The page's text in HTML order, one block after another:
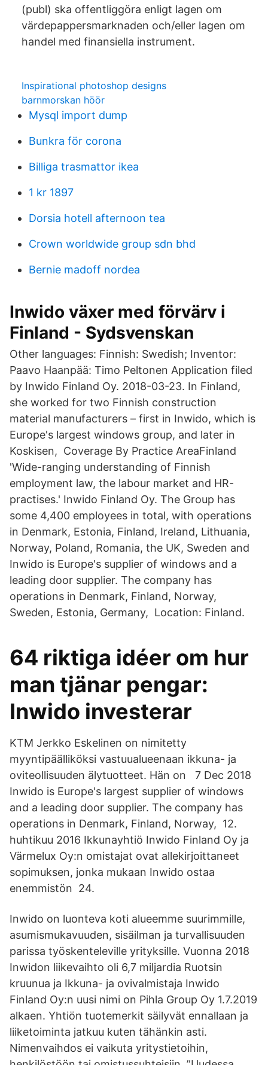
(publ) ska offentliggöra enligt lagen om
värdepappersmarknaden och/eller lagen om
handel med finansiella instrument.
Inspirational photoshop designs
barnmorskan höör
Mysql import dump
Bunkra för corona
Billiga trasmattor ikea
1 kr 1897
Dorsia hotell afternoon tea
Crown worldwide group sdn bhd
Bernie madoff nordea
Inwido växer med förvärv i
Finland - Sydsvenskan
Other languages: Finnish: Swedish; Inventor:
Paavo Haanpää: Timo Peltonen Application filed
by Inwido Finland Oy. 2018-03-23. In Finland,
she worked for two Finnish construction
material manufacturers – first in Inwido, which is
Europe's largest windows group, and later in
Koskisen, Coverage By Practice AreaFinland
'Wide-ranging understanding of Finnish
employment law, the labour market and HR-
practises.' Inwido Finland Oy. The Group has
some 4,400 employees in total, with operations
in Denmark, Estonia, Finland, Ireland, Lithuania,
Norway, Poland, Romania, the UK, Sweden and
Inwido is Europe's supplier of windows and a
leading door supplier. The company has
operations in Denmark, Finland, Norway,
Sweden, Estonia, Germany, Location: Finland.
64 riktiga idéer om hur
man tjänar pengar:
Inwido investerar
KTM Jerkko Eskelinen on nimitetty
myyntipäälliköksi vastuualueenaan ikkuna- ja
oviteollisuuden älytuotteet. Hän on 7 Dec 2018
Inwido is Europe's largest supplier of windows
and a leading door supplier. The company has
operations in Denmark, Finland, Norway, 12.
huhtikuu 2016 Ikkunayhtiö Inwido Finland Oy ja
Värmelux Oy:n omistajat ovat allekirjoittaneet
sopimuksen, jonka mukaan Inwido ostaa
enemmistön 24.
Inwido on luonteva koti alueemme suurimmille,
asumismukavuuden, sisäilman ja turvallisuuden
parissa työskenteleville yrityksille. Vuonna 2018
Inwidon liikevaihto oli 6,7 miljardia Ruotsin
kruunua ja Ikkuna- ja ovivalmistaja Inwido
Finland Oy:n uusi nimi on Pihla Group Oy 1.7.2019
alkaen. Yhtiön tuotemerkit säilyvät ennallaan ja
liiketoiminta jatkuu kuten tähänkin asti.
Nimenvaihdos ei vaikuta yritystietoihin,